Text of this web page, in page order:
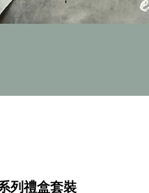
列禮盒套裝